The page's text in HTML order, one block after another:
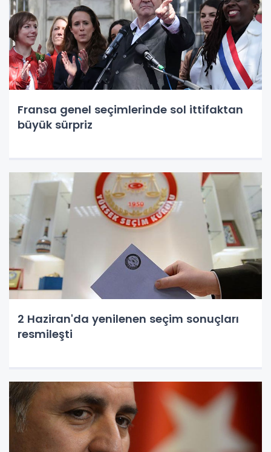
Fransa genel seçimlerinde sol ittifaktan
büyük sürpriz
2 Haziran'da yenilenen seçim sonuçları
resmileşti